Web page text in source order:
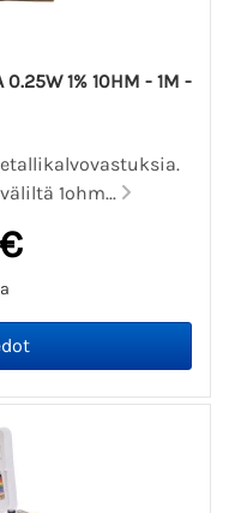
0.25W 1% 10HM - 1M -
1ohm...